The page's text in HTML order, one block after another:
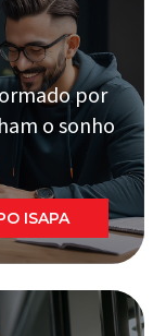
por
o sonho
ISAPA